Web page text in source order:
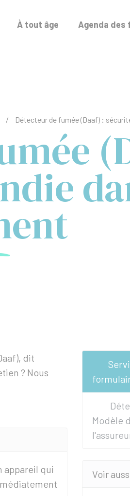
À tout âge Agenda
/ Détecteur de fumée (Daaf) :
dit
? Nous
appareil qui
Modèle
Voir